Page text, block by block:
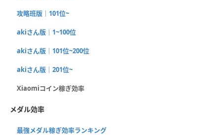
攻略班版｜101位~
akiさん版｜1~100位
akiさん版｜101位~200位
akiさん版｜201位~
Xiaomiコイン稼ぎ効率
メダル効率
最強メダル稼ぎ効率ランキング